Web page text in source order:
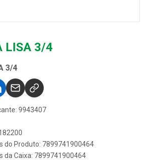
LISA 3/4
3/4
9943407
do Produto: 7899741900464
da Caixa: 7899741900464